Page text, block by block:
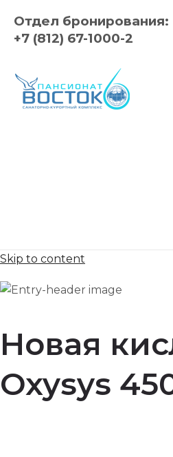
Отдел бронирования:
+7 (812) 67-1000-2
Skip to content
Новая
Oxysys